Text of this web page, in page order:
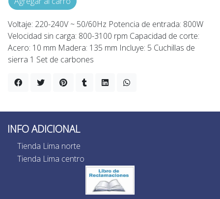
Voltaje: 220-240V ~ 50/60Hz Potencia de entrada: 800W
Velocidad sin carga: 800-3100 rpm Capacidad de corte:
Acero: 10 mm Madera: 135 mm Incluye: 5 Cuchillas de
sierra 1 Set de carbones
INFO ADICIONAL
Tienda Lima norte
Tienda Lima centro